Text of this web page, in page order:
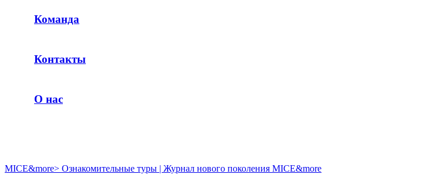
Команда
Контакты
О нас
MICE&more> Ознакомительные туры | Журнал нового поколения MICE&more